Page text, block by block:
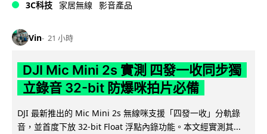
3C科技 家居無線 影音產品
Vin 21 小時
DJI Mic Mini 2s 實測 四發一收同步獨
立錄音 32-bit 防爆咪拍片必備
DJI 最新推出的 Mic Mini 2s 無線咪支援「四發一收」分軌錄
音，並首度下放 32-bit Float 浮點內錄功能。本文經實測其...